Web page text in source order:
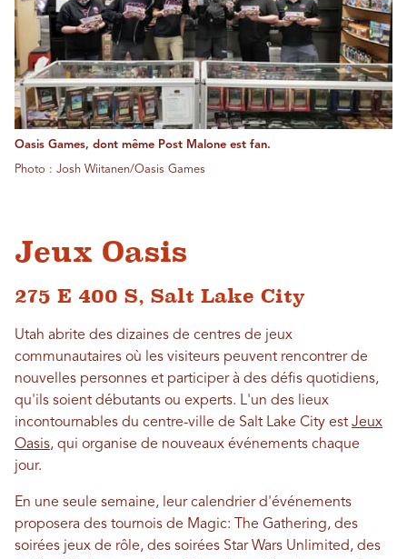
Oasis Games, dont même Post Malone est fan.
Photo : Josh Wiitanen/Oasis Games
Jeux Oasis
275 E 400 S, Salt Lake City
Utah abrite des dizaines de centres de jeux
communautaires où les visiteurs peuvent rencontrer de
nouvelles personnes et participer à des défis quotidiens,
qu'ils soient débutants ou experts. L'un des lieux
incontournables du centre-ville de Salt Lake City est Jeux
Oasis, qui organise de nouveaux événements chaque
jour.
En une seule semaine, leur calendrier d'événements
proposera des tournois de Magic: The Gathering, des
soirées jeux de rôle, des soirées Star Wars Unlimited, des